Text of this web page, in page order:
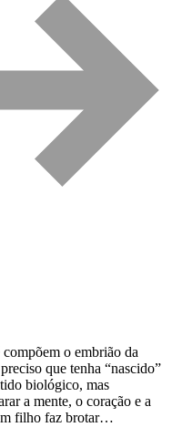
o embrião da
que tenha “nascido”
biológico, mas
a mente, o coração e a
filho faz brotar…